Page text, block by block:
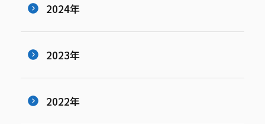
2024年
2023年
2022年